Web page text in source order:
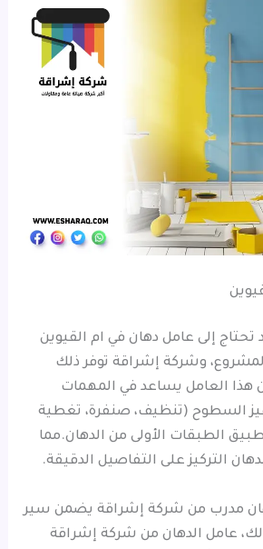
تحتاج إلى عامل دهان في ام القيوين
وشركة إشراقة توفر ذلك
هذا العامل يساعد في المهمات
السطوح (تنظيف، صنفرة، تغطية
الطبقات الأولى من الدهان.مما
التركيز على التفاصيل الدقيقة.
مدرب من شركة إشراقة يضمن سير
عامل الدهان من شركة إشراقة